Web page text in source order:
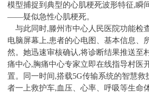
模型捕捉到典型的心肌梗死波形特征,瞬
——疑似急性心肌梗死。
与此同时,滕州市中心人民医院功能检
电脑屏幕上,患者的心电图、基本信息、
然。她迅速审核确认,将诊断结果推送至
痛中心,胸痛中心专家立即在线指导村医
置。同一时间,搭载5G传输系统的智慧救
者一上救护车,血压、心率、呼吸等生命